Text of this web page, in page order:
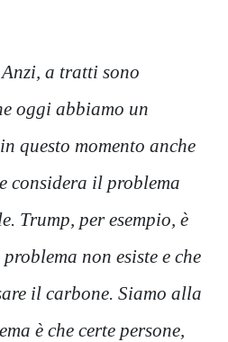
a tratti sono
oggi abbiamo un
questo momento anche
considera il problema
Trump, per esempio, è
non esiste e che
il carbone. Siamo alla
è che certe persone,